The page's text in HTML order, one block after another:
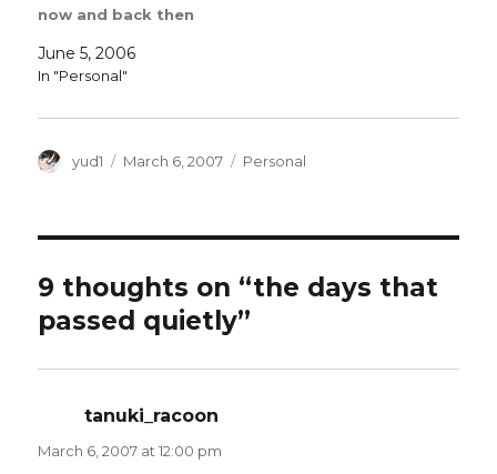
now and back then
June 5, 2006
In "Personal"
Author
yud1
Posted
March 6, 2007 Categories
Personal
9 thoughts on “the days that
passed quietly”
tanuki_racoon
March 6, 2007 at 12:00 pm